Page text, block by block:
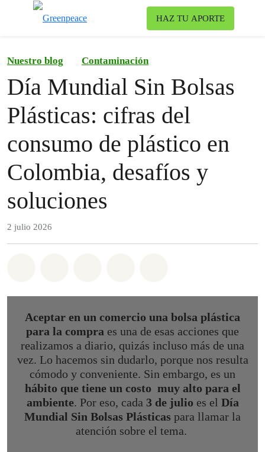
HAZ TU APORTE
Nuestro blog Contaminación
Día Mundial Sin Bolsas
Plásticas: cifras del
consumo de plástico en
Colombia, desafíos y
soluciones
2 julio 2026
Aceptar en un comercio una bolsa plástica
para la compra es una de esas acciones que
realizamos a diario, quizás incluso más de una
vez. Lo hacemos sin dudarlo, porque nos resulta
cómodo y conveniente. Sin embargo, es un
hábito que tiene un costo muy alto para el
ambiente. Por eso, cada 3 de julio es el Día
Mundial Sin Bolsas Plásticas para llamar la
atención sobre el tema.